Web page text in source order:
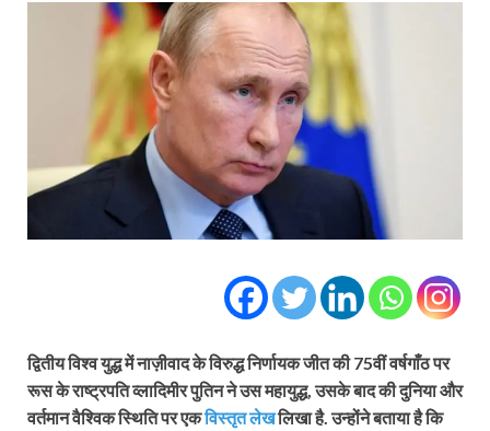
द्वितीय विश्व युद्ध में नाज़ीवाद के विरुद्ध निर्णायक जीत की 75वीं वर्षगाँठ पर
रूस के राष्ट्रपति व्लादिमीर पुतिन ने उस महायुद्ध, उसके बाद की दुनिया और
वर्तमान वैश्विक स्थिति पर एकविस्तृत लेखलिखा है. उन्होंने बताया है कि